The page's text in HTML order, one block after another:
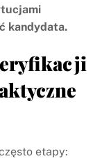
kandydata.
etapy: